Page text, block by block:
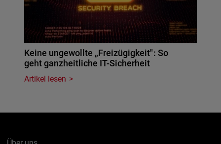
Keine ungewollte „Freizügigkeit": So
geht ganzheitliche IT-Sicherheit
Artikel lesen